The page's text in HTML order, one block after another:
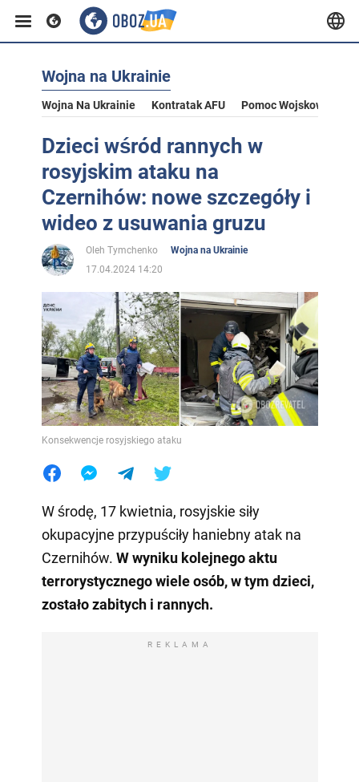
Wojna na Ukrainie
Wojna Na Ukrainie Kontratak AFU Pomoc Wojskowa Dla
Dzieci wśród rannych w
rosyjskim ataku na
Czernihów: nowe szczegóły i
wideo z usuwania gruzu
Oleh Tymchenko
Wojna na Ukrainie
17.04.2024 14:20
Konsekwencje rosyjskiego ataku
W środę, 17 kwietnia, rosyjskie siły
okupacyjne przypuściły haniebny atak na
Czernihów. W wyniku kolejnego aktu
terrorystycznego wiele osób, w tym dzieci,
zostało zabitych i rannych.
REKLAMA